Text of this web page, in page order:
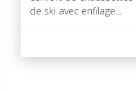
de ski avec enfilage...